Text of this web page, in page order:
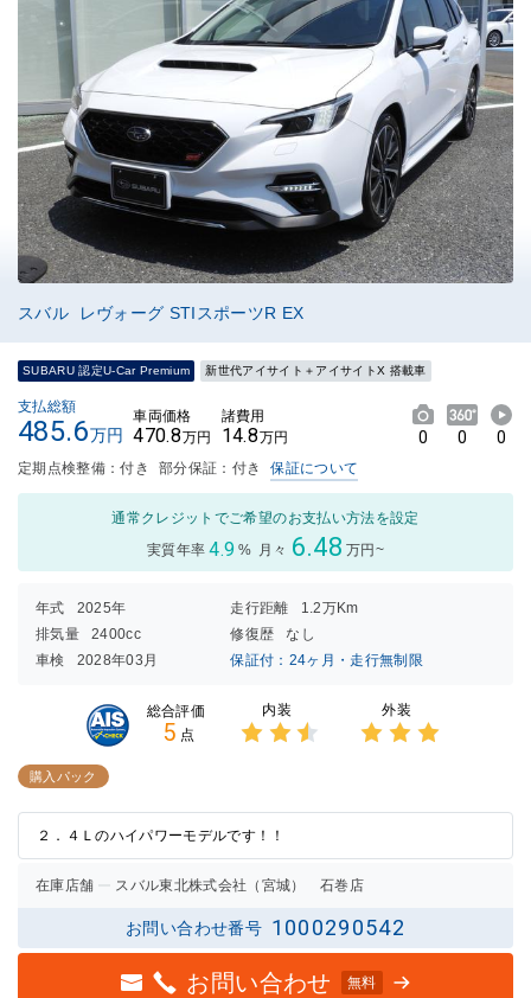
スバル レヴォーグ STIスポーツR EX
SUBARU 認定U-Car Premium 新世代アイサイト＋アイサイトX 搭載車
支払総額
485.6万円
車両価格
470.8万円
諸費用
14.8万円 0 0 0
定期点検整備：付き 部分保証：付き 保証について
通常クレジットでご希望のお支払い方法を設定
実質年率 4.9 % 月々 6.48 万円~
年式 2025年 走行距離
1.2万Km
排気量
2400cc 修復歴
なし
車検
2028年03月 保証付：24ヶ月・走行無制限
総合評価
5 点
内装 外装
購入パック
２．４Ｌのハイパワーモデルです！！
在庫店舗 スバル東北株式会社（宮城） 石巻店
お問い合わせ番号 1000290542
お問い合わせ 無料